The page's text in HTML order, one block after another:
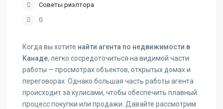
Советы риэлтора
0
Когда вы хотите найти агента по недвижимости в
Канаде, легко сосредоточиться на видимой части
работы — просмотрах объектов, открытых домах и
переговорах. Однако большая часть работы агента
происходит за кулисами, чтобы обеспечить плавный
процесс покупки или продажи. Давайте рассмотрим